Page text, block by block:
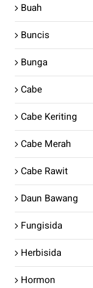
Buah
Buncis
Bunga
Cabe
Cabe Keriting
Cabe Merah
Cabe Rawit
Daun Bawang
Fungisida
Herbisida
Hormon